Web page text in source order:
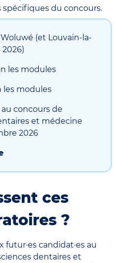
du concours.
(et Louvain-la-
les modules
les modules
au concours de
et médecine
2026
ces
?
futur·es candidat·es au
dentaires et